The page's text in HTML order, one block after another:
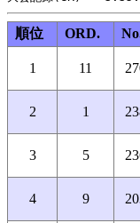
順位 ORD.
1 11
2 1
3 5
4 9